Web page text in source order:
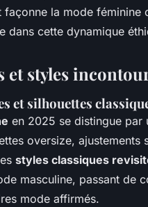
façonne la mode
dans cette dynamique
et styles
et silhouettes
en 2025 se distingue par
oversize,
styles classiques
masculine, passant de
mode affirmés.